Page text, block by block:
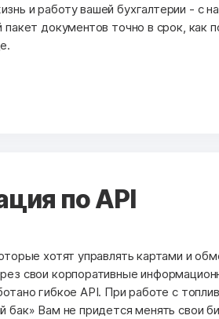
и работу вашей бухгалтерии - с
пакет документов точно в срок, как
по API
хотят управлять картами и
свои корпоративные
гибкое API. При работе с
бак» Вам не придется менять свои